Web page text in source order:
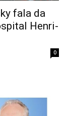
fala da
Henri-
0